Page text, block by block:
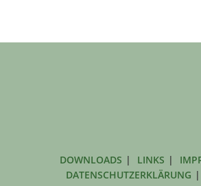
DOWNLOADS LINKS
DATENSCHUTZERKLÄRUNG